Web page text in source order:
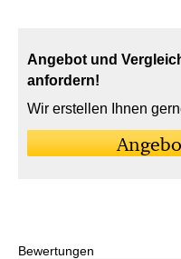
Angebot und
anfordern!
Wir erstellen Ihnen
Bewertungen